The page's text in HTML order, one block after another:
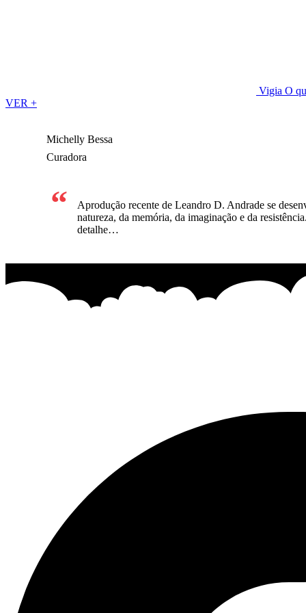
Vigia O
VER +
Aprodução recente de Leandro D. Andrade se
natureza, da memória, da imaginação e da
detalhe…
Michelly Bessa
Curadora